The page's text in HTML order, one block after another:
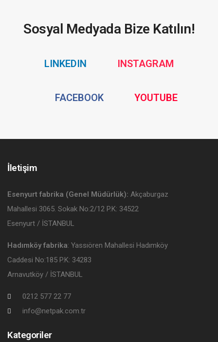
Sosyal Medyada Bize Katılın!
LINKEDINSocial INSTAGRAMSocial
FACEBOOKSocial YOUTUBESocial
Kategoriler
İletişim
Esenyurt fabrika (Genel Müdürlük): Akçaburgaz
Mahallesi 3065. Sokak No:2/12 P.K: 34522
Esenyurt / İSTANBUL
Hadımköy fabrika: Yassıören Mahallesi Hadımköy
Caddesi No:185 P.K: 34283
Arnavutköy / İSTANBUL
0212 577 22 77
info@netpak.com.tr